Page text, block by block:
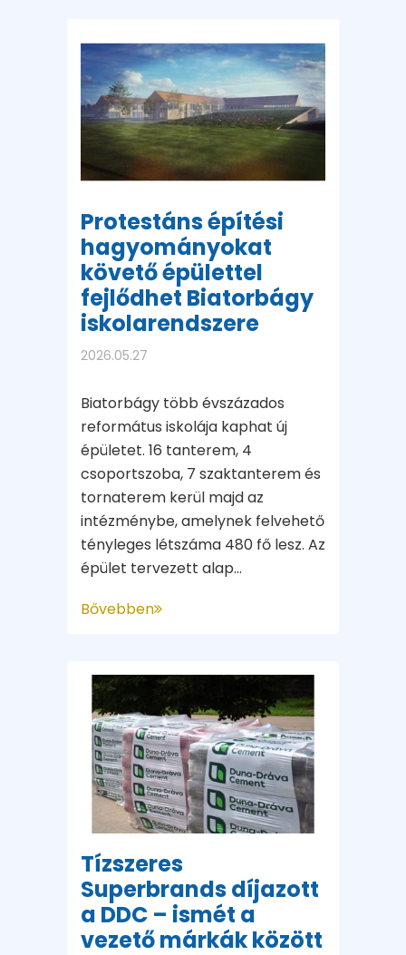
Protestáns építési
hagyományokat
követő épülettel
fejlődhet Biatorbágy
iskolarendszere
2026.05.27
Biatorbágy több évszázados
református iskolája kaphat új
épületet. 16 tanterem, 4
csoportszoba, 7 szaktanterem és
tornaterem kerül majd az
intézménybe, amelynek felvehető
tényleges létszáma 480 fő lesz. Az
épület tervezett alap...
Bővebben
Tízszeres
Superbrands díjazott
a DDC – ismét a
vezető márkák között